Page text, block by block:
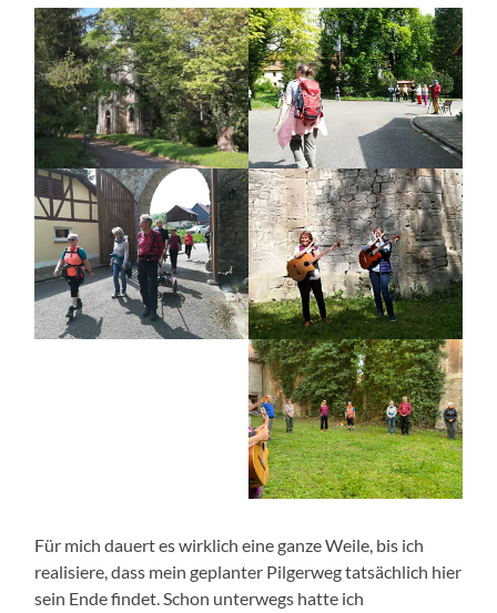
Für mich dauert es wirklich eine ganze Weile, bis ich
realisiere, dass mein geplanter Pilgerweg tatsächlich hier
sein Ende findet. Schon unterwegs hatte ich